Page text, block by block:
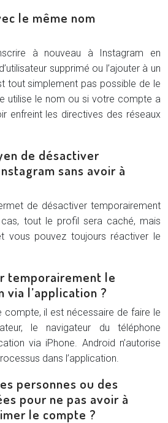
le même nom
à nouveau à Instagram en
supprimé ou l’ajouter à un
tout simplement pas possible de le
utilise le nom ou si votre compte a
enfreint les directives des réseaux
de désactiver
sans avoir à
de désactiver temporairement
tout le profil sera caché, mais
vous pouvez toujours réactiver le
temporairement le
via l’application ?
compte, il est nécessaire de faire le
le navigateur du téléphone
via iPhone. Android n’autorise
dans l’application.
personnes ou des
pour ne pas avoir à
le compte ?